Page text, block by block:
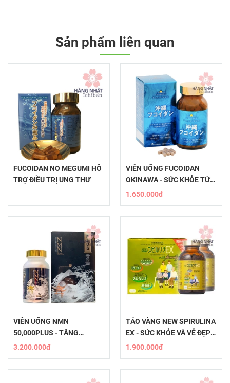
Sản phẩm liên quan
FUCOIDAN NO MEGUMI HỖ
TRỢ ĐIỀU TRỊ UNG THƯ
VIÊN UỐNG FUCOIDAN
OKINAWA - SỨC KHỎE TỪ
BIỂN CẢ
1.650.000đ
VIÊN UỐNG NMN
50,000PLUS - TĂNG
CƯỜNG SỨC KHỎE VÀ TRẺ
3.200.000đ
TẢO VÀNG NEW SPIRULINA
EX - SỨC KHỎE VÀ VẺ ĐẸP
HOÀN HẢO
1.900.000đ